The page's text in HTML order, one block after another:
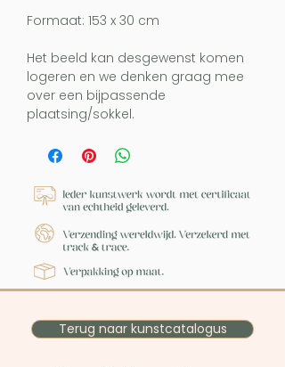
Formaat: 153 x 30 cm
Het beeld kan desgewenst komen
logeren en we denken graag mee
over een bijpassende
plaatsing/sokkel.
Terug naar kunstcatalogus